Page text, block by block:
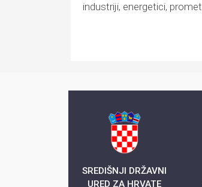
industriji, energetici,
SREDIŠNJI DRŽAVNI
URED ZA HRVATE